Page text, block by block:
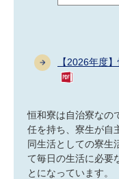
【2026年度
恒和寮は自治寮なの
任を持ち、寮生が自
同生活としての寮生
て毎日の生活に必要
とになっています。